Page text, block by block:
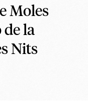
Moles
la
Nits